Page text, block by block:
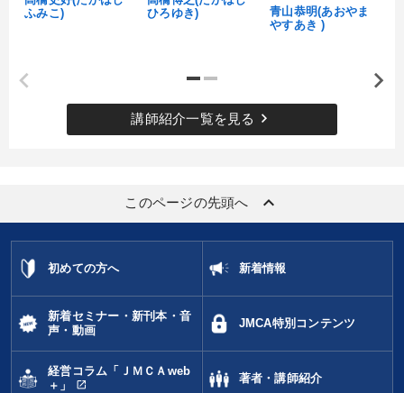
ふみこ)
ひろゆき)
青山恭明(あおやま
やすあき )
講師紹介一覧を見る keyboard_arrow_right
このページの先頭へ keyboard_arrow_up
初めての方へ 新着情報
新着セミナー・新刊本・音
声・動画
JMCA特別コンテンツ
経営コラム「ＪＭＣＡweb
＋」
open_in_new
著者・講師紹介